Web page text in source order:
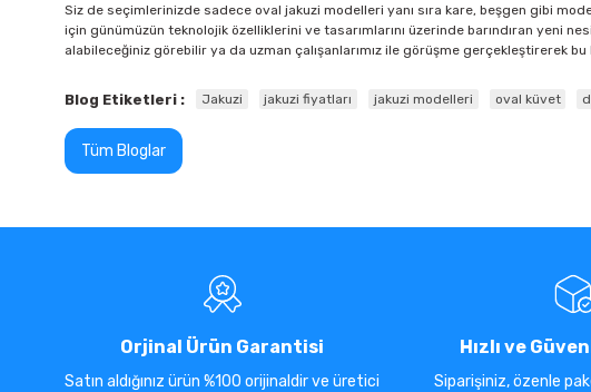
Siz de seçimlerinizde sadece oval jakuzi modelleri yanı sıra kare, beşgen gibi
için günümüzün teknolojik özelliklerini ve tasarımlarını üzerinde barındıran yeni
alabileceğiniz görebilir ya da uzman çalışanlarımız ile görüşme gerçekleştirerek
Blog Etiketleri : Jakuzi jakuzi fiyatları jakuzi modelleri oval küvet
Tüm Bloglar
Orjinal Ürün Garantisi
Satın aldığınız ürün %100 orijinaldir ve üretici
Hızlı ve
Siparişiniz, özenle